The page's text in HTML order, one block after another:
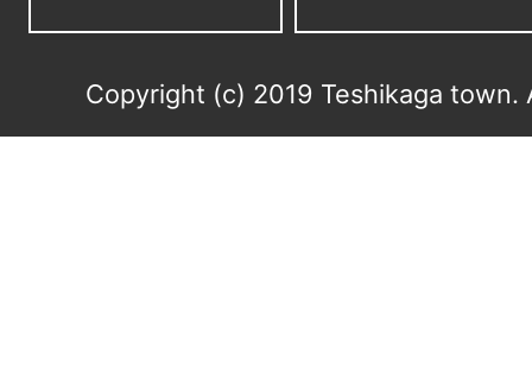
Copyright (c) 2019 Teshikaga town.